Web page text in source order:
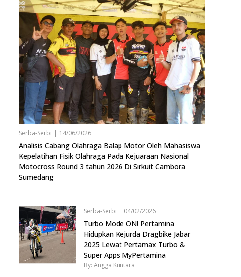
Serba-Serbi | 14/06/2026
Analisis Cabang Olahraga Balap Motor Oleh Mahasiswa
Kepelatihan Fisik Olahraga Pada Kejuaraan Nasional
Motocross Round 3 tahun 2026 Di Sirkuit Cambora
Sumedang
Serba-Serbi | 04/02/2026
Turbo Mode ON! Pertamina
Hidupkan Kejurda Dragbike Jabar
2025 Lewat Pertamax Turbo &
Super Apps MyPertamina
By: Angga Kuntara